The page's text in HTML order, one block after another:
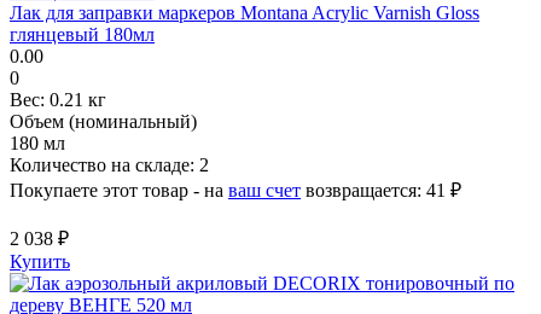
Лак для заправки маркеров Montana Acrylic Varnish Gloss
глянцевый 180мл
0.00
0
Вес: 0.21 кг
Объем (номинальный)
180 мл
Количество на складе: 2
Покупаете этот товар - на ваш счет возвращается: 41 ₽
2 038 ₽
Купить